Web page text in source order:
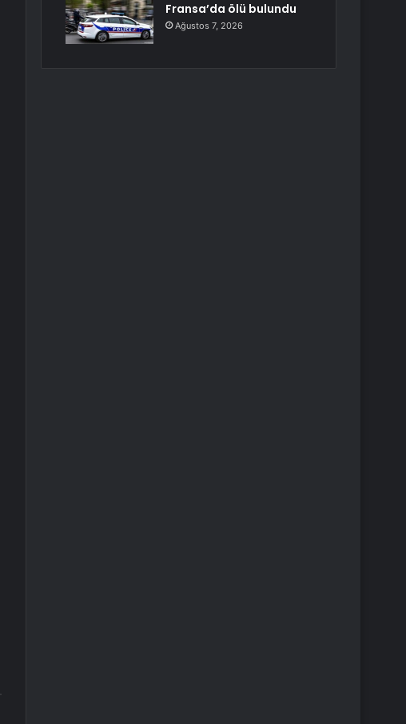
Fransa’da ölü bulundu
Ağustos 7, 2026